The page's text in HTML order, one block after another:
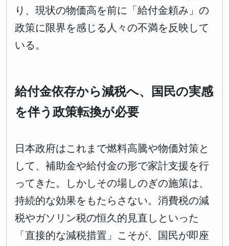
り、現状の物価高を前に「給付金頼み」の
政策に限界を感じる人々の不満を反映して
いる。
給付金依存から減税へ、国民の実感
を伴う政策転換が必要
日本政府はこれまで燃料高騰や物価対策と
して、補助金や給付金の形で家計支援を行
ってきた。しかしその場しのぎの施策は、
持続的な効果をもたらさない。消費税の減
税やガソリン税の恒久的見直しといった
「直接的な減税措置」こそが、国民が即座